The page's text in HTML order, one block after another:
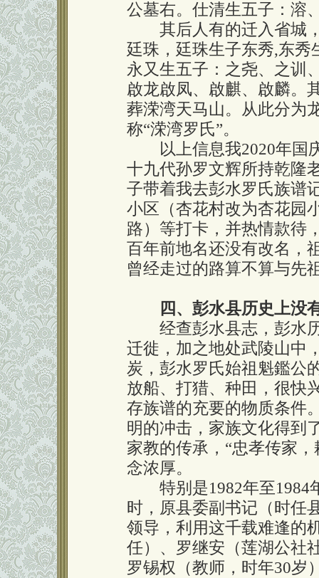
公墓右。仕清生五子：溶
其后人有的迁入省城，
廷珠，廷珠生子东秀,东
永又生五子：之尧、之训
啟龙啟凤、啟麒、啟麟。
葬溁湾天马山。从此分为
称“溁湾罗氏”。
以上信息我2020年国
十九代孙罗文辉所持乾隆
子带着我去彭水罗氏族谱
小区（杏花村改为杏花园
路）等打卡，并热情款待
百年前地名还没有改名，
曾经走过的路算不算与先
四、彭水县历史上没
经查彭水县志，彭水历
迁徙，加之地处武陵山中
炭，彭水罗氏始祖魁鑑公
放船、打猎、种田，很快
存族谱的充要的物质条件
明的冲击，家族文化得到
家教的传承，“忠孝传家
念浓厚。
特别是1982年至1984
时，原县委副书记（时任
领导，利用这千载难逢的
任）、罗继安（莲湖公社
罗锡权（教师，时年30岁